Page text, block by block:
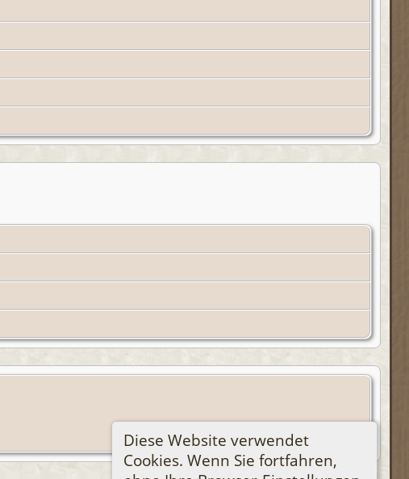
Diese Website verwendet
Cookies. Wenn Sie fortfahren,